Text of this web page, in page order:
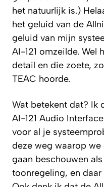
het natuurlijk is.)
het geluid van de
geluid van mijn
AI-121 omzeilde. Wel
detail en die zoete,
TEAC hoorde.
Wat betekent dat? Ik
AI-121 Audio
voor al je
deze weg waarop
gaan beschouwen
toonregeling, en daar